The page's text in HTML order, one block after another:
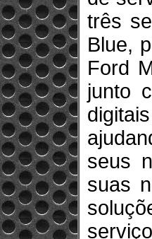
três
Blue,
Ford
junto
seus
suas